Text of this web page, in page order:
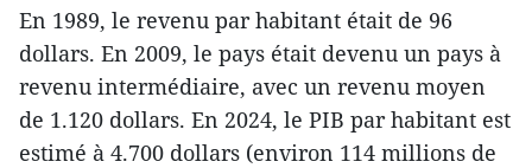
En 1989, le revenu par habitant était de 96
dollars. En 2009, le pays était devenu un pays à
revenu intermédiaire, avec un revenu moyen
de 1.120 dollars. En 2024, le PIB par habitant est
estimé à 4.700 dollars (environ 114 millions de